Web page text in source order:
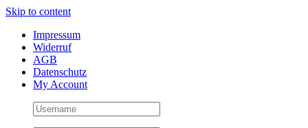
Skip to content
Impressum
Widerruf
AGB
Datenschutz
My Account